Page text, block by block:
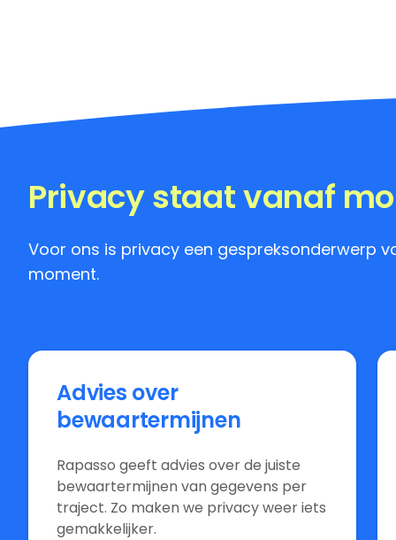
Privacy staat vanaf
Voor ons is privacy een gespreksonderwerp
moment.
Advies over
bewaartermijnen
Rapasso geeft advies over de juiste
bewaartermijnen van gegevens per
traject. Zo maken we privacy weer iets
gemakkelijker.